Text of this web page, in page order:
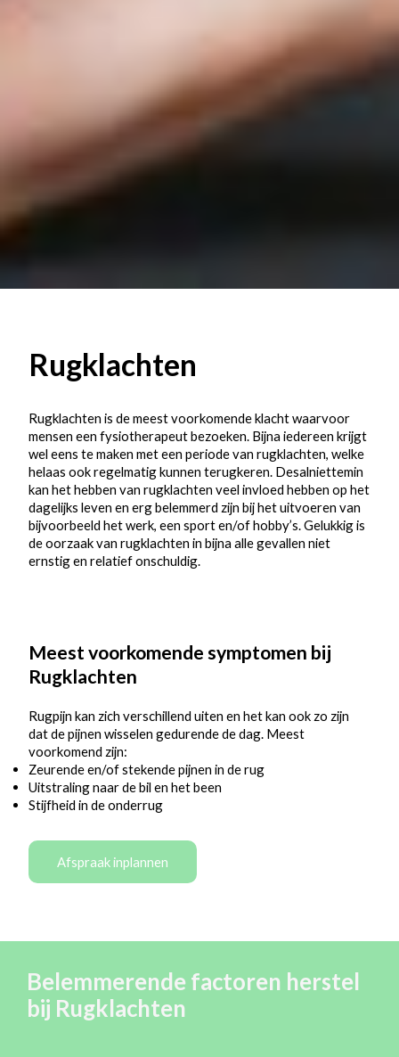
Rugklachten
Rugklachten is de meest voorkomende klacht waarvoor
mensen een fysiotherapeut bezoeken. Bijna iedereen krijgt
wel eens te maken met een periode van rugklachten, welke
helaas ook regelmatig kunnen terugkeren. Desalniettemin
kan het hebben van rugklachten veel invloed hebben op het
dagelijks leven en erg belemmerd zijn bij het uitvoeren van
bijvoorbeeld het werk, een sport en/of hobby’s. Gelukkig is
de oorzaak van rugklachten in bijna alle gevallen niet
ernstig en relatief onschuldig.
Meest voorkomende symptomen bij
Rugklachten
Rugpijn kan zich verschillend uiten en het kan ook zo zijn
dat de pijnen wisselen gedurende de dag. Meest
voorkomend zijn:
Zeurende en/of stekende pijnen in de rug
Uitstraling naar de bil en het been
Stijfheid in de onderrug
Afspraak inplannen
Belemmerende factoren herstel
bij Rugklachten